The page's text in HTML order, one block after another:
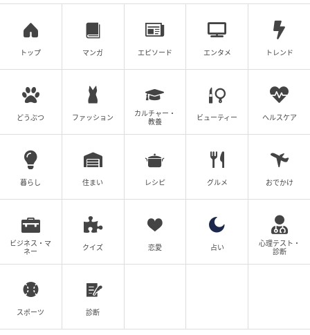
トップ マンガ エピソード エンタメ トレンド
どうぶつ ファッション
カルチャー・
教養
ビューティー ヘルスケア
暮らし 住まい レシピ グルメ おでかけ
ビジネス・マ
ネー
クイズ 恋愛 占い
心理テスト・
診断
スポーツ 診断